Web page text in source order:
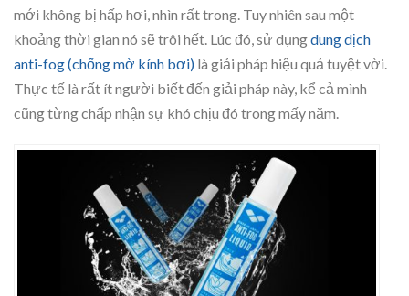
mới không bị hấp hơi, nhìn rất trong. Tuy nhiên sau một
khoảng thời gian nó sẽ trôi hết. Lúc đó, sử dụngdung dịch
anti-fog (chống mờ kính bơi) là giải pháp hiệu quả tuyệt vời.
Thực tế là rất ít người biết đến giải pháp này, kể cả mình
cũng từng chấp nhận sự khó chịu đó trong mấy năm.